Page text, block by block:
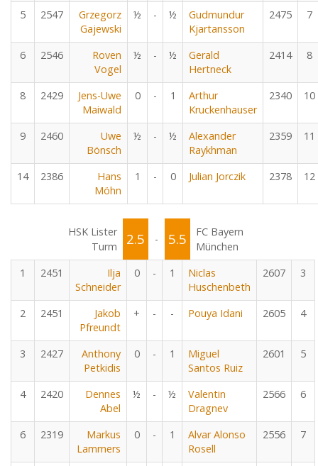
5 2547
Grzegorz
Gajewski
½ - ½
Gudmundur
Kjartansson
2475 7
6 2546
Roven
Vogel
½ - ½
Gerald
Hertneck
2414 8
8 2429
Jens-Uwe
Maiwald
0 - 1
Arthur
Kruckenhauser
2340 10
9 2460
Uwe
Bönsch
½ - ½
Alexander
Raykhman
2359 11
14 2386
Hans
Möhn
1 - 0 Julian Jorczik 2378 12
HSK Lister
Turm
2.5 - 5.5
FC Bayern
München
1
2451
Ilja
Schneider
0 - 1
Niclas
Huschenbeth
2607 3
2 2451
Jakob
Pfreundt
+ - - Pouya Idani 2605 4
3 2427
Anthony
Petkidis
0 - 1
Miguel
Santos Ruiz
2601 5
4 2420
Dennes
Abel
½ - ½
Valentin
Dragnev
2566 6
6 2319
Markus
Lammers
0 - 1
Alvar Alonso
Rosell
2556 7